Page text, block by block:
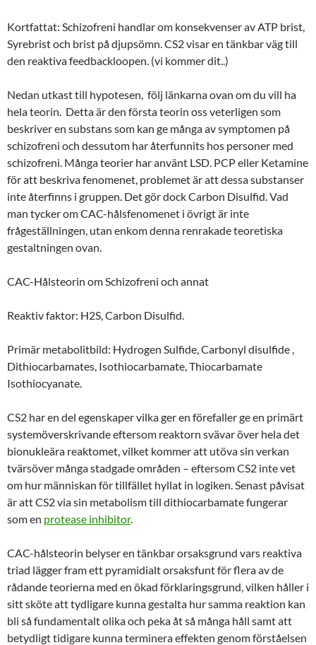
Kortfattat: Schizofreni handlar om konsekvenser av ATP brist,
Syrebrist och brist på djupsömn. CS2 visar en tänkbar väg till
den reaktiva feedbackloopen. (vi kommer dit..)
Nedan utkast till hypotesen, följ länkarna ovan om du vill ha
hela teorin. Detta är den första teorin oss veterligen som
beskriver en substans som kan ge många av symptomen på
schizofreni och dessutom har återfunnits hos personer med
schizofreni. Många teorier har använt LSD. PCP eller Ketamine
för att beskriva fenomenet, problemet är att dessa substanser
inte återfinns i gruppen. Det gör dock Carbon Disulfid. Vad
man tycker om CAC-hålsfenomenet i övrigt är inte
frågeställningen, utan enkom denna renrakade teoretiska
gestaltningen ovan.
CAC-Hålsteorin om Schizofreni och annat
Reaktiv faktor: H2S, Carbon Disulfid.
Primär metabolitbild: Hydrogen Sulfide, Carbonyl disulfide ,
Dithiocarbamates, Isothiocarbamate, Thiocarbamate
Isothiocyanate.
CS2 har en del egenskaper vilka ger en förefaller ge en primärt
systemöverskrivande eftersom reaktorn svävar över hela det
bionukleära reaktomet, vilket kommer att utöva sin verkan
tvärsöver många stadgade områden – eftersom CS2 inte vet
om hur människan för tillfället hyllat in logiken. Senast påvisat
är att CS2 via sin metabolism till dithiocarbamate fungerar
som en protease inhibitor.
CAC-hålsteorin belyser en tänkbar orsaksgrund vars reaktiva
triad lägger fram ett pyramidialt orsaksfunt för flera av de
rådande teorierna med en ökad förklaringsgrund, vilken håller i
sitt sköte att tydligare kunna gestalta hur samma reaktion kan
bli så fundamentalt olika och peka åt så många håll samt att
betydligt tidigare kunna terminera effekten genom förståelsen